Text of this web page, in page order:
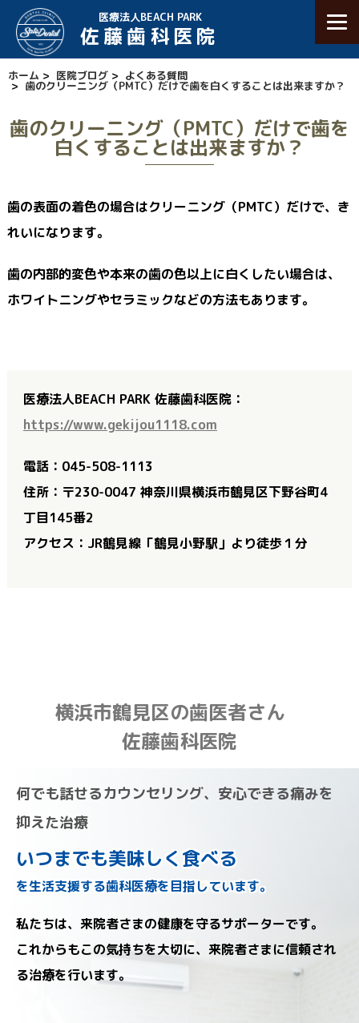
医療法人BEACH PARK
佐藤歯科医院
ホーム > 医院ブログ > よくある質問
> 歯のクリーニング（PMTC）だけで歯を白くすることは出来ますか？
歯のクリーニング（PMTC）だけで歯を
白くすることは出来ますか？
歯の表面の着色の場合はクリーニング（PMTC）だけで、き
れいになります。
歯の内部的変色や本来の歯の色以上に白くしたい場合は、
ホワイトニングやセラミックなどの方法もあります。
医療法人BEACH PARK 佐藤歯科医院：
https://www.gekijou1118.com
電話：045-508-1113
住所：〒230-0047 神奈川県横浜市鶴見区下野谷町4
丁目145番2
アクセス：JR鶴見線「鶴見小野駅」より徒歩１分
横浜市鶴見区の歯医者さん
佐藤歯科医院
何でも話せるカウンセリング、安心できる痛みを
抑えた治療
いつまでも美味しく食べる
を生活支援する歯科医療を目指しています。
私たちは、来院者さまの健康を守るサポーターです。
これからもこの気持ちを大切に、来院者さまに信頼され
る治療を行います。